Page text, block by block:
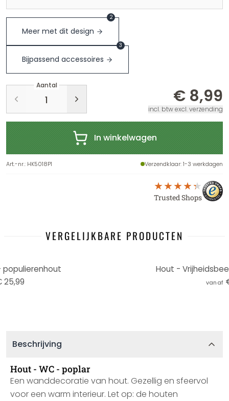
Meer met dit design
2
Bijpassend accessoires
3
Aantal
€ 8,99
incl. btw excl. verzending
In winkelwagen
Art.-nr.: HK5018P1 Verzendklaar: 1-3 werkdagen
Trusted Shops
VERGELIJKBARE PRODUCTEN
25,99
Hout -
vanaf
Beschrijving
Hout - WC - poplar
Een wanddecoratie van hout. Gezellig en sfeervol
voor een warm interieur. Let op: de houten